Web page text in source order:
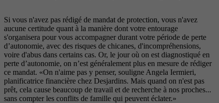
Si vous n'avez pas rédigé de mandat de protection, vous n'avez
aucune certitude quant à la manière dont votre entourage
s'organisera pour vous accompagner durant votre période de perte
d’autonomie, avec des risques de chicanes, d'incompréhensions,
voire d'abus dans certains cas. Or, le jour où on est diagnostiqué en
perte d’autonomie, on n’est généralement plus en mesure de rédiger
ce mandat. «On n'aime pas y penser, souligne Angela Iermieri,
planificatrice financière chez Desjardins. Mais quand on n'est pas
prêt, cela cause beaucoup de travail et de recherche à nos proches...
sans compter les conflits de famille qui peuvent éclater.»